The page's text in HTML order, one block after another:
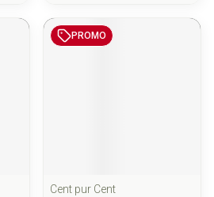
PROMO
Cent pur Cent